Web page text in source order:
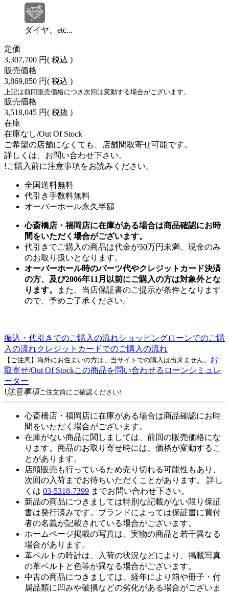
ダイヤ、etc...
定価
3,307,700 円( 税込 )
販売価格
3,869,850 円( 税込 )
上記は前回販売価格につき次回は変動する場合がございます。
販売価格
3,518,045 円( 税抜 )
在庫
在庫なし/Out Of Stock
ご希望の店舗になくても、店舗間取寄せ可能です。
詳しくは、お問い合わせ下さい。
!ご購入前に注意事項をお読みください。
全国送料無料
代引き手数料無料
オーバーホール永久半額
心斎橋店・福岡店に在庫がある場合は商品確認にお時
間をいただく場合がございます。
代引きでご購入の商品は代金が50万円未満、現金のみ
のお取り扱いとなります。
オーバーホール時のパーツ代やクレジットカード決済
の方、及び2006年11月以前にご購入の方は対象外とな
ります。
また、当店保証書のご提示が条件となります
ので、予めご了承ください。
振込・代引きでのご購入の流れショッピングローンでのご購
入の流れクレジットカードでのご購入の流れ
【ご注意】海外にお住まいの方は、当サイトでの購入は出来ません。 お
取寄せ/Out Of Stockこの商品を問い合わせる ローンシミュレ
ーター
!注意事項ご注文前にご確認ください!
心斎橋店・福岡店に在庫がある場合は商品確認にお時
間をいただく場合がございます。
在庫がない商品に関しましては、前回の販売価格にな
ります。商品のお取り寄せ時には、価格が変動するこ
とがあります。
店頭販売も行っているため売り切れる可能性もあり、
次回の入荷までお待ちいただくことがあります。 詳し
くは 03-5318-7399 までお問い合わせ下さい。
新品の商品につきましては特別な記載がない限り保証
書は発行済みです。ブランドによっては保証書に買付
者の名義が記載されている場合がございます。
ホームページ掲載の写真は、実物の商品と若干異なる
場合があります。
革ベルトの時計は、入荷の状況などにより、掲載写真
の革ベルトと色等が異なる場合がございます。
中古の商品につきましては、経年により箱や冊子・付
属品類に凹みや破損などの劣化がある場合がございま